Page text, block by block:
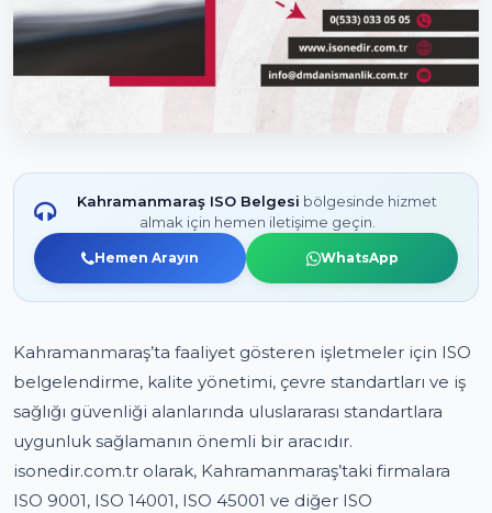
Kahramanmaraş ISO Belgesi bölgesinde hizmet
almak için hemen iletişime geçin.
Hemen Arayın WhatsApp
Kahramanmaraş’ta faaliyet gösteren işletmeler için ISO
belgelendirme, kalite yönetimi, çevre standartları ve iş
sağlığı güvenliği alanlarında uluslararası standartlara
uygunluk sağlamanın önemli bir aracıdır.
isonedir.com.tr olarak, Kahramanmaraş’taki firmalara
ISO 9001, ISO 14001, ISO 45001 ve diğer ISO